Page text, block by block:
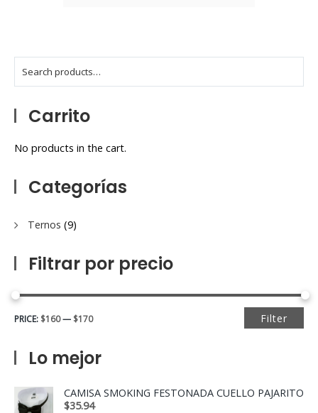
Carrito
No products in the cart.
Categorías
Ternos (9)
Filtrar por precio
Filter
PRICE: $160— $170
Lo mejor
CAMISA SMOKING FESTONADA CUELLO PAJARITO
$35.94